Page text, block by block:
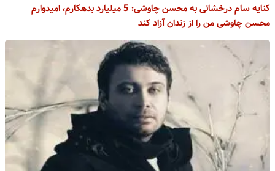
کنایه سام درخشانی به محسن چاوشی: 5 میلیارد بدهکارم، امیدوارم
محسن چاوشی من را از زندان آزاد کند